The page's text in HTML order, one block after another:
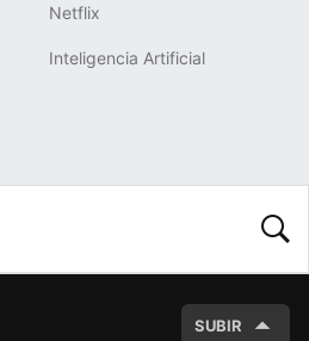
Netflix
Inteligencia Artificial
SUBIR